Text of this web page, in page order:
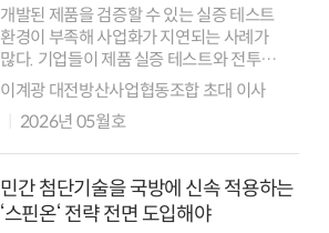
개발된 제품을 검증할 수 있는 실증 테스트
환경이 부족해 사업화가 지연되는 사례가
많다. 기업들이 제품 실증 테스트와 전투
시연을 원활히 수행할 수 있도록 국방부와
방위사업청에서 관할 부대를 지정해 사격장을
개방하는 등 실증 인프라를 체계적으로
이계광 대전방산사업협동조합 초대 이사
2026년 05월호
민간 첨단기술을 국방에 신속 적용하는
‘스핀온‘ 전략 전면 도입해야